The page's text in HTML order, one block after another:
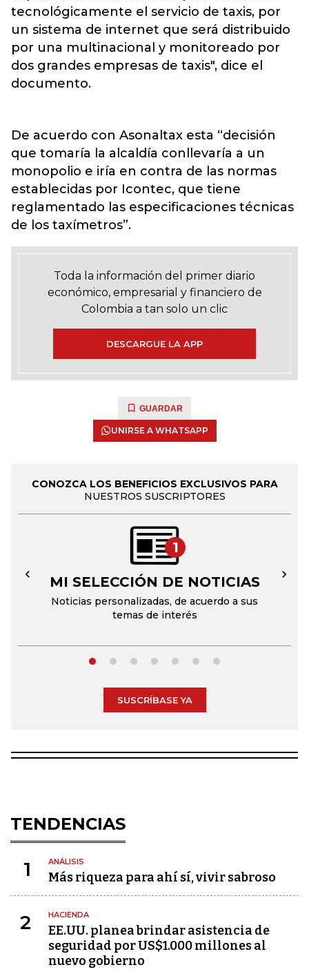
tecnológicamente el servicio de taxis, por
un sistema de internet que será distribuido
por una multinacional y monitoreado por
dos grandes empresas de taxis", dice el
documento.
De acuerdo con Asonaltax esta “decisión
que tomaría la alcaldía conllevaría a un
monopolio e iría en contra de las normas
establecidas por Icontec, que tiene
reglamentado las especificaciones técnicas
de los taxímetros”.
Toda la información del primer diario
económico, empresarial y financiero de
Colombia a tan solo un clic
DESCARGUE LA APP
GUARDAR
UNIRSE A WHATSAPP
CONOZCA LOS BENEFICIOS EXCLUSIVOS PARA
NUESTROS SUSCRIPTORES
1
MI SELECCIÓN DE NOTICIAS
Noticias personalizadas, de acuerdo a sus
temas de interés
← →
SUSCRÍBASE YA
TENDENCIAS
1 ANÁLISIS
Más riqueza para ahí sí, vivir sabroso
2 HACIENDA
EE.UU. planea brindar asistencia de
seguridad por US$1.000 millones al
nuevo gobierno